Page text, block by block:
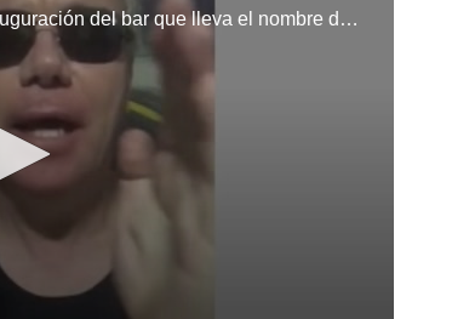
Sicarios de Pablo Escobar aplaude la inauguración del bar que lleva el nombre del capo